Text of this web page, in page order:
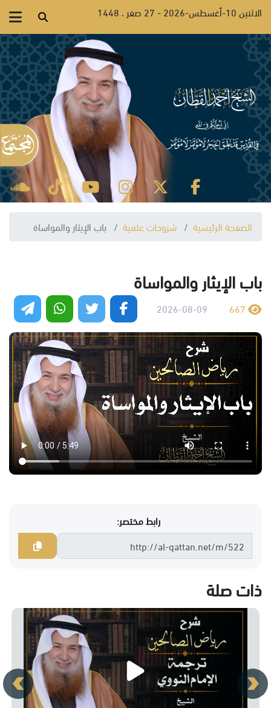
الاثنين 10-أغسطس-2026 - 27 صفر ، 1448
الصفحة الرئيسية شروحات علمية باب الإيثار والمواساة
باب الإيثار والمواساة
2026-08-09
رابط مختصر:
ذات صلة